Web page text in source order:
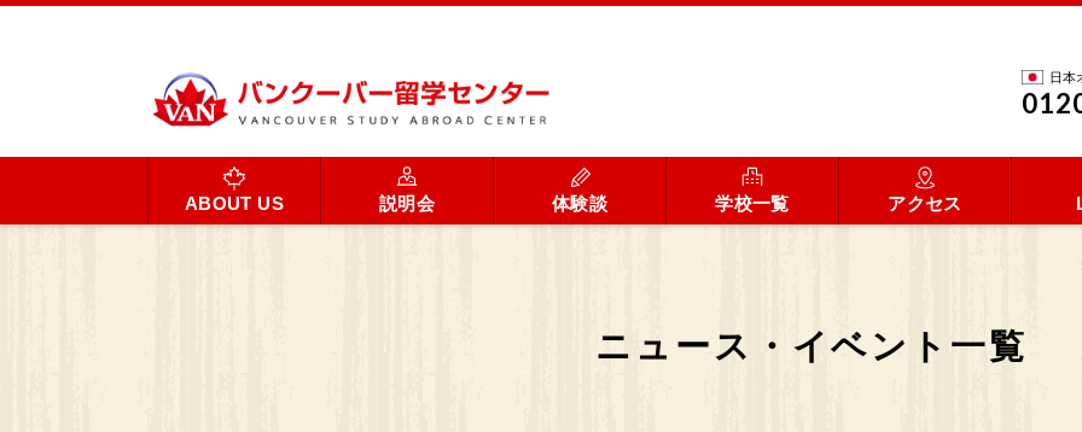
日本
ABOUT US 説明会 体験談 学校一覧 アクセス
ニュース・イベント一覧